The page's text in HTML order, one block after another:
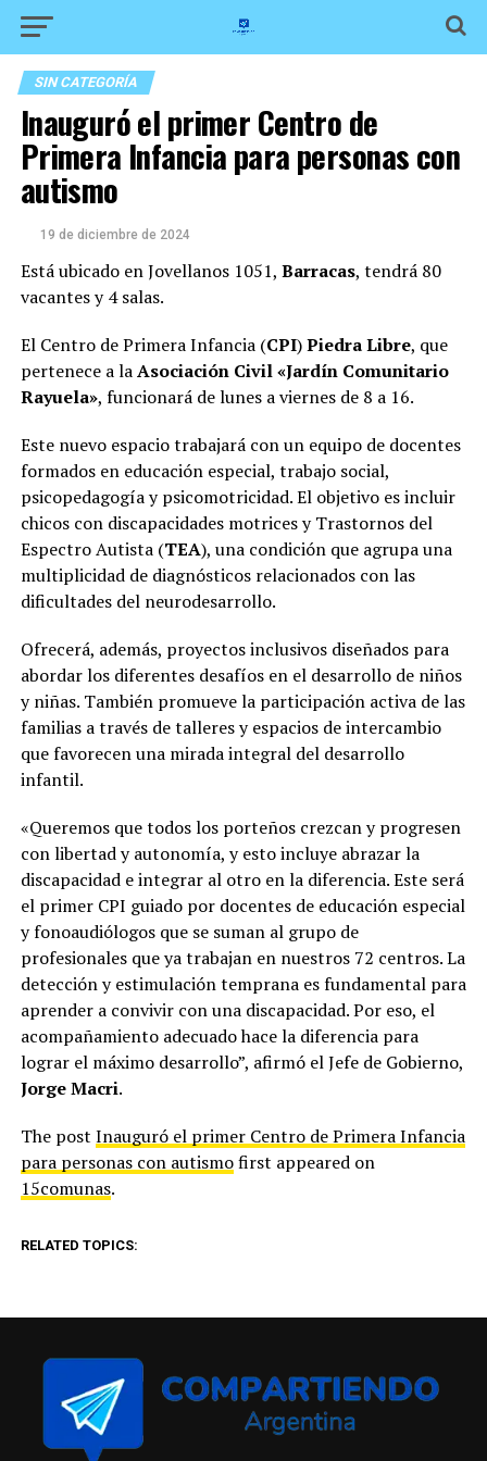
SIN CATEGORÍA
Inauguró el primer Centro de
Primera Infancia para personas con
autismo
19 de diciembre de 2024
Está ubicado en Jovellanos 1051, Barracas, tendrá 80
vacantes y 4 salas.
El Centro de Primera Infancia (CPI)Piedra Libre, que
pertenece a laAsociación Civil «Jardín Comunitario
Rayuela», funcionará de lunes a viernes de 8 a 16.
Este nuevo espacio trabajará con un equipo de docentes
formados en educación especial, trabajo social,
psicopedagogía y psicomotricidad. El objetivo es incluir
chicos con discapacidades motrices y Trastornos del
Espectro Autista (TEA), una condición que agrupa una
multiplicidad de diagnósticos relacionados con las
dificultades del neurodesarrollo.
Ofrecerá, además, proyectos inclusivos diseñados para
abordar los diferentes desafíos en el desarrollo de niños
y niñas. También promueve la participación activa de las
familias a través de talleres y espacios de intercambio
que favorecen una mirada integral del desarrollo
infantil.
«Queremos que todos los porteños crezcan y progresen
con libertad y autonomía, y esto incluye abrazar la
discapacidad e integrar al otro en la diferencia. Este será
el primer CPI guiado por docentes de educación especial
y fonoaudiólogos que se suman al grupo de
profesionales que ya trabajan en nuestros 72 centros. La
detección y estimulación temprana es fundamental para
aprender a convivir con una discapacidad. Por eso, el
acompañamiento adecuado hace la diferencia para
lograr el máximo desarrollo”, afirmó el Jefe de Gobierno,
Jorge Macri.
The post Inauguró el primer Centro de Primera Infancia
para personas con autismofirst appeared on
15comunas.
RELATED TOPICS: